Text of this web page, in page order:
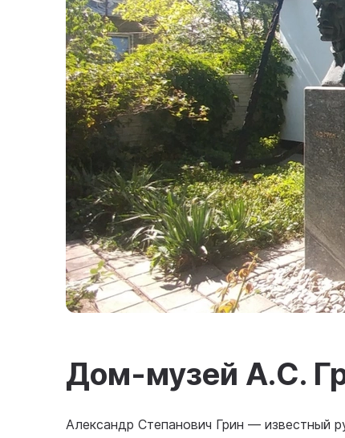
Дом-музей А.С.
Александр Степанович Грин — известный